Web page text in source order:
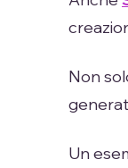
Non
Un